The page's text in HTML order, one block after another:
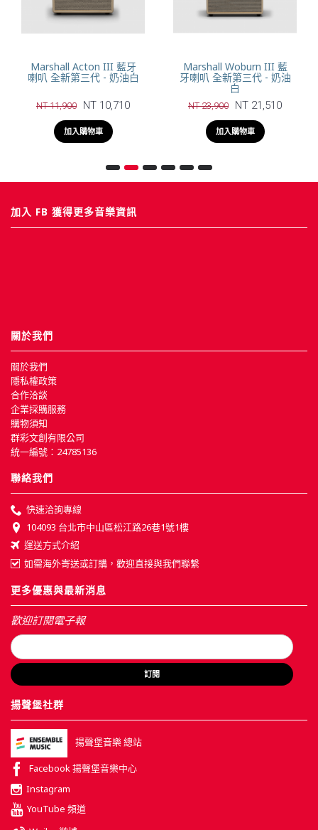
Marshall Acton III 藍牙
喇叭 全新第三代 - 奶油白
NT 11,900 NT 10,710
加入購物車
Marshall Woburn III 藍
牙喇叭 全新第三代 - 奶油
白
NT 23,900 NT 21,510
加入購物車
加入 FB 獲得更多音樂資訊
關於我們
關於我們
隱私權政策
合作洽談
企業採購服務
購物須知
群彩文創有限公司
統一編號：24785136
聯絡我們
快速洽詢專線
104093 台北市中山區松江路26巷1號1樓
運送方式介紹
如需海外寄送或訂購，歡迎直接與我們聯繫
更多優惠與最新消息
歡迎訂閱電子報
訂閱
揚聲堡社群
揚聲堡音樂 總站
Facebook 揚聲堡音樂中心
Instagram
YouTube 頻道